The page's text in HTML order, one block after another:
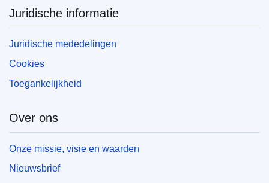
Juridische informatie
Juridische mededelingen
Cookies
Toegankelijkheid
Over ons
Onze missie, visie en waarden
Nieuwsbrief